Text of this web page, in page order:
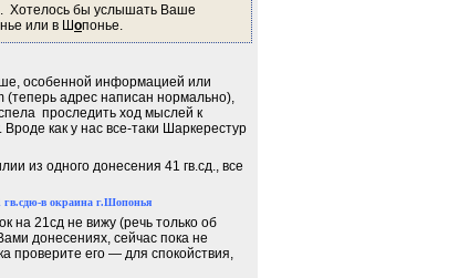
Хотелось бы услышать Ваше
или в Шопонье.
особенной информацией или
адрес написан нормально),
проследить ход мыслей к
как у нас все-таки Шаркерестур
из одного донесения 41 гв.сд., все
гв.сдю-в окраина г.Шопонья
на 21сд не вижу (речь только об
донесениях, сейчас пока не
его — для спокойствия,